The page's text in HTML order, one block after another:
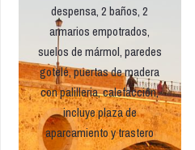
despensa, 2 baños, 2
armarios empotrados,
suelos de mármol, paredes
gotelé, puertas de madera
con palilleria, calefacción,
incluye plaza de
aparcamiento y trastero